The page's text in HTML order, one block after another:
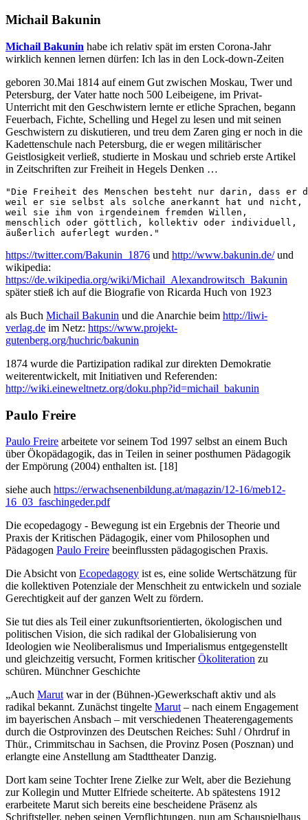
Michail Bakunin
Michail Bakunin habe ich relativ spät im ersten Corona-Jahr
wirklich kennen lernen dürfen: Ich las in den Lock-down-Zeiten
geboren 30.Mai 1814 auf einem Gut zwischen Moskau, Twer und
Petersburg, der Vater hatte noch 500 Leibeigene, im Privat-
Unterricht mit den Geschwistern lernte er etliche Sprachen, begann
Feuerbach, Fichte, Schelling und Hegel zu lesen und mit seinen
Geschwistern zu diskutieren, und treu dem Zaren ging er noch in die
Kadettenschule nach Petersburg, die er wegen militärischer
Geistlosigkeit verließ, studierte in Moskau und schrieb erste Artikel
in Zeitschriften zur Freiheit in Hegels Denken …
"Die Freiheit des Menschen besteht nur darin, dass er
weil er sie selbst als solche anerkannt hat und nicht,
weil sie ihm von irgendeinem fremden Willen,
menschlich oder göttlich, kollektiv oder individuell,
äußerlich auferlegt wurden."
https://twitter.com/Bakunin_1876 und http://www.bakunin.de/und
wikipedia:
https://de.wikipedia.org/wiki/Michail_Alexandrowitsch_Bakunin
später stieß ich auf die Biografie von Ricarda Huch von 1923
als Buch Michail Bakunin und die Anarchie beim http://liwi-
verlag.de im Netz: https://www.projekt-
gutenberg.org/huchric/bakunin
1874 wurde die Partizipation radikal zur direkten Demokratie
weiterentwickelt, mit Initiativen und Referenden:
http://wiki.eineweltnetz.org/doku.php?id=michail_bakunin
Paulo Freire
Paulo Freire arbeitete vor seinem Tod 1997 selbst an einem Buch
über Ökopädagogik, das in Teilen in seiner posthumen Pädagogik
der Empörung (2004) enthalten ist. [18]
siehe auch https://erwachsenenbildung.at/magazin/12-16/meb12-
16_03_faschingeder.pdf
Die ecopedagogy - Bewegung ist ein Ergebnis der Theorie und
Praxis der Kritischen Pädagogik, einer vom Philosophen und
Pädagogen Paulo Freire beeinflussten pädagogischen Praxis.
Die Absicht von Ecopedagogy ist es, eine solide Wertschätzung für
die kollektiven Potenziale der Menschheit zu entwickeln und soziale
Gerechtigkeit auf der ganzen Welt zu fördern.
Sie tut dies als Teil einer zukunftsorientierten, ökologischen und
politischen Vision, die sich radikal der Globalisierung von
Ideologien wie Neoliberalismus und Imperialismus entgegenstellt
und gleichzeitig versucht, Formen kritischerÖkoliteration zu
schüren. Münchner Geschichte
„Auch Marut war in der (Bühnen-)Gewerkschaft aktiv und als
radikal bekannt. Zunächst tingelte Marut – nach einem Engagement
im bayerischen Ansbach – mit verschiedenen Theaterengagements
durch die Ostprovinzen des Deutschen Reiches: Suhl / Ohrdruf in
Thür., Crimmitschau in Sachsen, die Provinz Posen (Posznan) und
erlangte eine Anstellung am Stadttheater Danzig.
Dort kam seine Tochter Irene Zielke zur Welt, aber die Beziehung
zur Kollegin und Mutter Elfriede scheiterte. Ab spätestens 1912
erarbeitete Marut sich bereits eine bescheidene Präsenz als
Schriftsteller, neben seinen Verpflichtungen, nun am Schauspielhaus